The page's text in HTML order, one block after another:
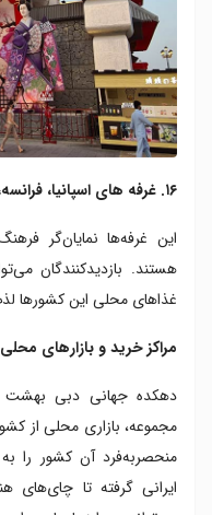
۱۶. غرفه های اسپانیا، فرانسه، آلمان و انگلستان
این غرفه‌ها نمایان‌گر
هستند. بازدیدکنندگان
غذاهای محلی این کشورها
مراکز خرید و بازارهای
دهکده جهانی دبی بهشت
مجموعه، بازاری محلی از
منحصربه‌فرد آن کشور را
ایرانی گرفته تا